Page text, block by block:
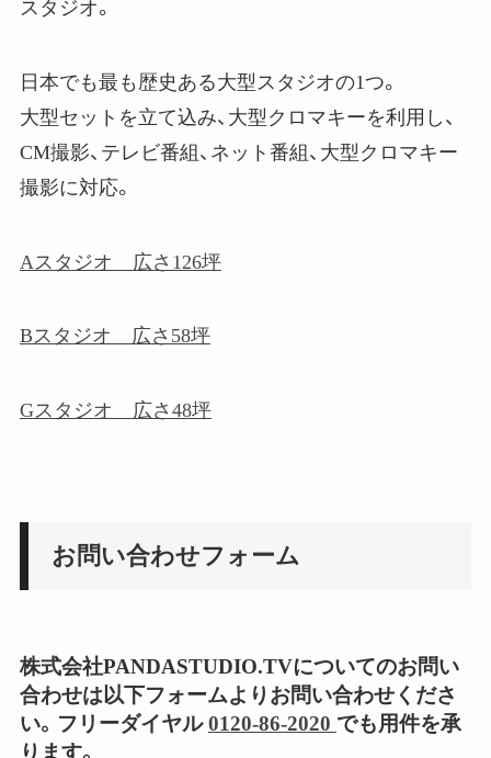
スタジオ。
日本でも最も歴史ある大型スタジオの1つ。
大型セットを立て込み、大型クロマキーを利用し、
CM撮影、テレビ番組、ネット番組、大型クロマキー
撮影に対応。
Aスタジオ 広さ126坪
Bスタジオ 広さ58坪
Gスタジオ 広さ48坪
お問い合わせフォーム
株式会社PANDASTUDIO.TVについてのお問い
合わせは以下フォームよりお問い合わせくださ
い。フリーダイヤル0120-86-2020 でも用件を承
ります。